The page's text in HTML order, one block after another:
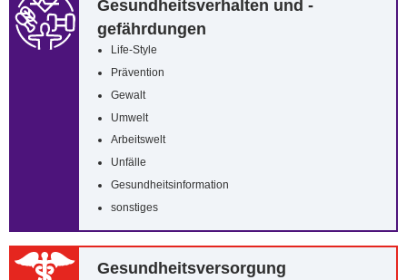
Gesundheitsverhalten und -
gefährdungen
Life-Style
Prävention
Gewalt
Umwelt
Arbeitswelt
Unfälle
Gesundheitsinformation
sonstiges
Gesundheitsversorgung